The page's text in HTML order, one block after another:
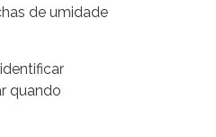
de umidade
quando